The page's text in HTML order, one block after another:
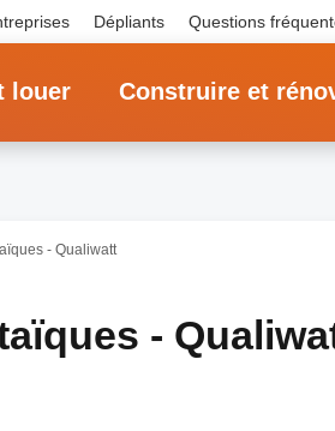
Dépliants Questions
louer Construire et
- Qualiwatt
-